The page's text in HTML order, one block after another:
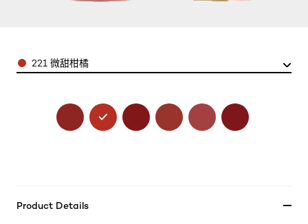
Color221 微甜柑橘
Product Details